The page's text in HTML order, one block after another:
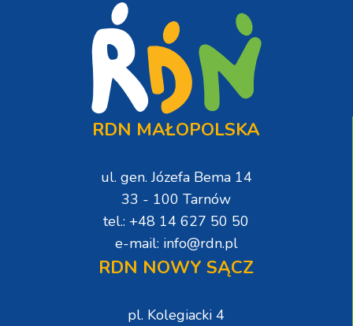
RDN MAŁOPOLSKA
ul. gen. Józefa Bema 14
33 - 100 Tarnów
tel.: +48 14 627 50 50
e-mail: info@rdn.pl
RDN NOWY SĄCZ
pl. Kolegiacki 4